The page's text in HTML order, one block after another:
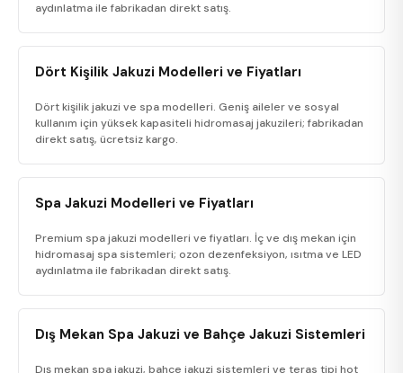
aydınlatma ile fabrikadan direkt satış.
Dört Kişilik Jakuzi Modelleri ve Fiyatları
Dört kişilik jakuzi ve spa modelleri. Geniş aileler ve sosyal
kullanım için yüksek kapasiteli hidromasaj jakuzileri; fabrikadan
direkt satış, ücretsiz kargo.
Spa Jakuzi Modelleri ve Fiyatları
Premium spa jakuzi modelleri ve fiyatları. İç ve dış mekan için
hidromasaj spa sistemleri; ozon dezenfeksiyon, ısıtma ve LED
aydınlatma ile fabrikadan direkt satış.
Dış Mekan Spa Jakuzi ve Bahçe Jakuzi Sistemleri
Dış mekan spa jakuzi, bahçe jakuzi sistemleri ve teras tipi hot